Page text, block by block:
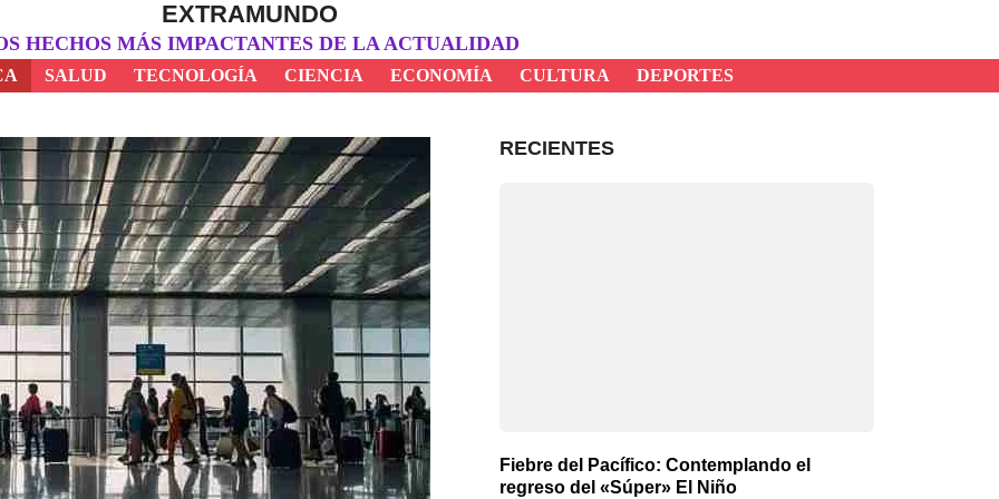
EXTRAMUNDO
HECHOS MÁS IMPACTANTES DE LA ACTUALIDAD
SALUD TECNOLOGÍA CIENCIA ECONOMÍA CULTURA DEPORTES
RECIENTES
Fiebre del Pacífico: Contemplando el
regreso del «Súper» El Niño